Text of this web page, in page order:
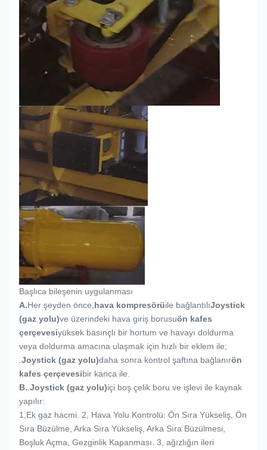
Başlıca bileşenin uygulanması
A.Her şeyden önce, hava kompresörüile bağlantılıJoystick
(gaz yolu)ve üzerindeki hava giriş borusuön kafes
çerçevesiyüksek basınçlı bir hortum ve havayı doldurma
veya doldurma amacına ulaşmak için hızlı bir eklem ile;
Joystick (gaz yolu)daha sonra kontrol şaftına bağlanırön
kafes çerçevesibir kanca ile.
B. Joystick (gaz yolu)içi boş çelik boru ve işlevi ile kaynak
yapılır:
1, Ek gaz hacmi. 2, Hava Yolu Kontrolü: Ön Sıra Yükseliş, Ön
Sıra Büzülme, Arka Sıra Yükseliş, Arka Sıra Büzülmesi,
Boşluk Açma, Gezginlik Kapanması. 3, ağızlığın ileri